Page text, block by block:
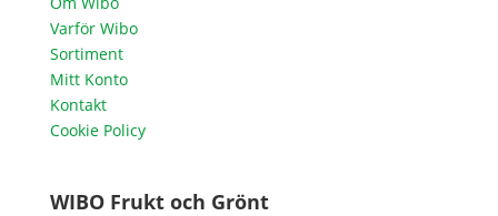
Varför Wibo
Sortiment
Mitt Konto
Kontakt
Cookie Policy
WIBO Frukt och Grönt